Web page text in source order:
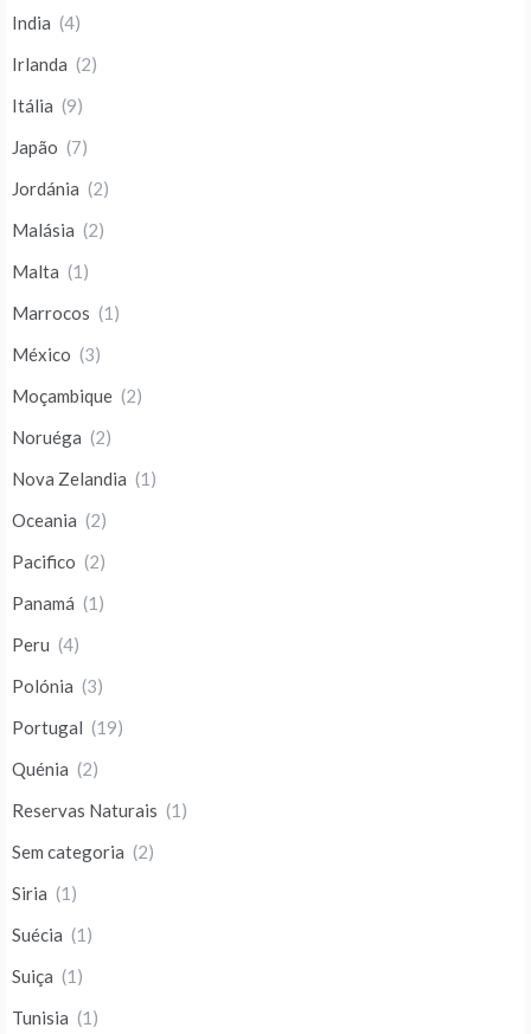
India (4)
Irlanda (2)
Itália (9)
Japão (7)
Jordánia (2)
Malásia (2)
Malta (1)
Marrocos (1)
México (3)
Moçambique (2)
Noruéga (2)
Nova Zelandia (1)
Oceania (2)
Pacifico (2)
Panamá (1)
Peru (4)
Polónia (3)
Portugal (19)
Quénia (2)
Reservas Naturais (1)
Sem categoria (2)
Siria (1)
Suécia (1)
Suiça (1)
Tunisia (1)